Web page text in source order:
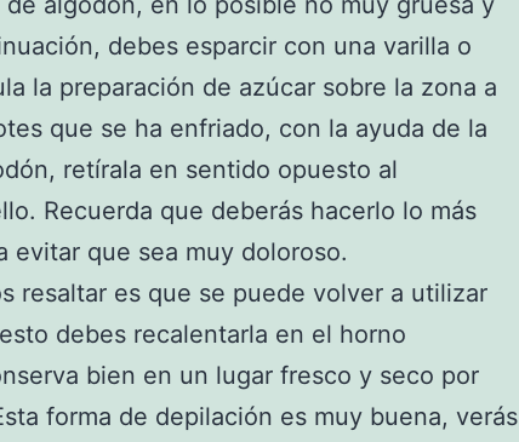
debes esparcir con una varilla o
la preparación de azúcar sobre la zona a
que se ha enfriado, con la ayuda de la
retírala en sentido opuesto al
Recuerda que deberás hacerlo lo más
evitar que sea muy doloroso.
resaltar es que se puede volver a utilizar
debes recalentarla en el horno
bien en un lugar fresco y seco por
forma de depilación es muy buena, verás